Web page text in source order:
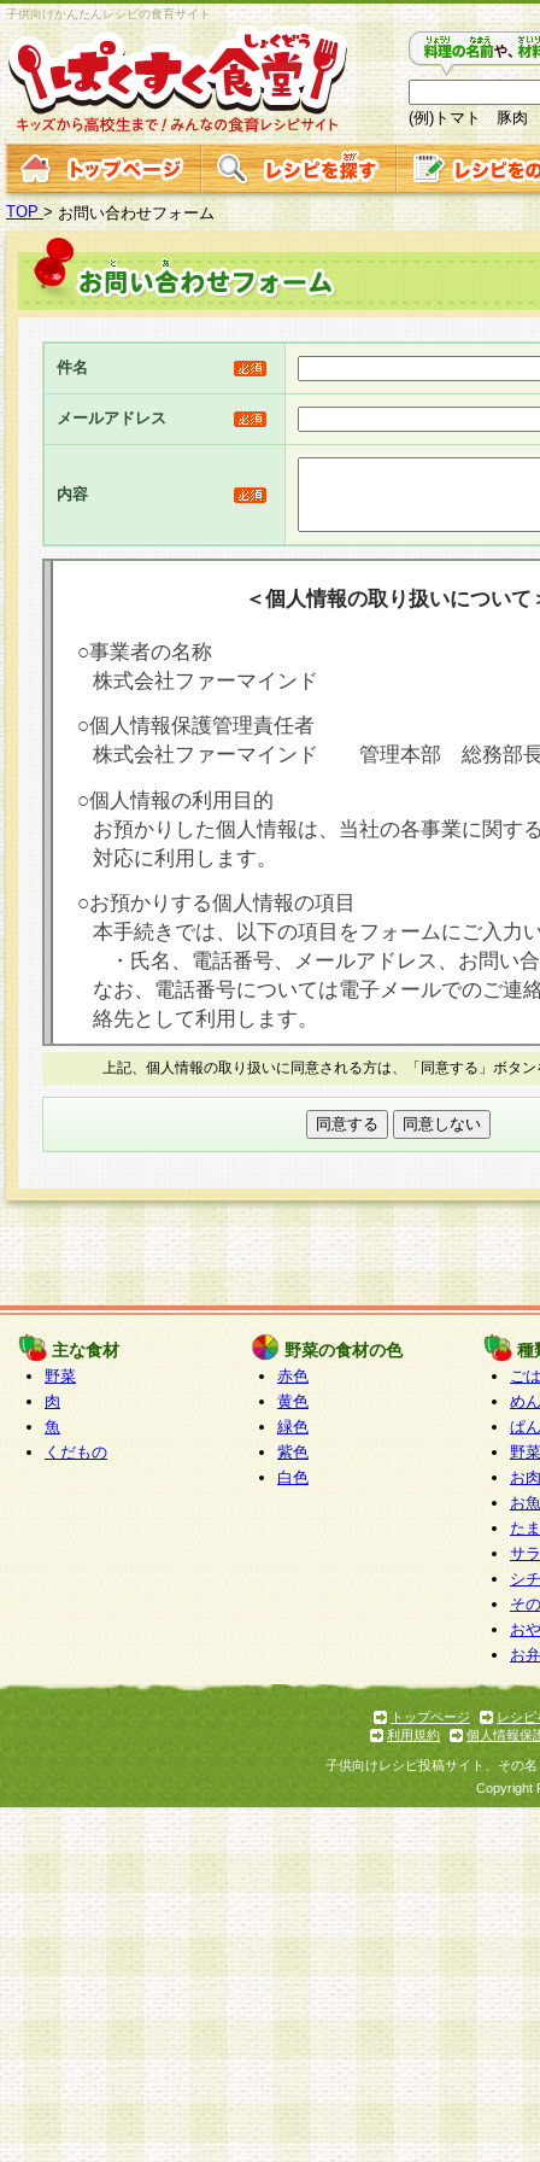
子供向けかんたんレシピの食育サイト
(例)トマト 豚肉
TOP > お問い合わせフォーム
件名
メールアドレス
内容
＜個人情報の取り扱いについて
○事業者の名称
株式会社ファーマインド
○個人情報保護管理責任者
株式会社ファーマインド 管理本部 総務部
○個人情報の利用目的
お預かりした個人情報は、当社の各事業に関す
対応に利用します。
○お預かりする個人情報の項目
本手続きでは、以下の項目をフォームにご入力
・氏名、電話番号、メールアドレス、お問い
なお、電話番号については電子メールでのご連
絡先として利用します。
○本人が容易に認識できない方法による個人情報
本フォームでは、セッション管理のためCookie
○個人情報の第三者提供について
力いただく個人情報は第三者に提供しません。
○個人情報の委託について
個人情報の取り扱いを外部に委託する場合は、
情報管理基準を満たす企業を選定して委託を行
が行われるよう監督します。
○開示対象個人情報の開示等および問い合わせ窓口
本人からの求めにより、当社が本件により取得
報の利用目的の通知・開示・内容の訂正・追加
停止・消去及び第三者への提供の禁止（以下、
といいます。）に応じます。
開示等に応じる窓口は以下になります。
ぱくすく食堂個人情報お客様相談窓口 paku-
m
個人情報を与えることは任意ですが、個人情報
意をいただけない場合には、当社のサービスの
お問い合わせ・ご相談への対応ができない場合
上記、個人情報の取り扱いに同意される方は、「同意する」ボタ
主な食材
野菜
肉
魚
くだもの
野菜の食材の色
赤色
黄色
緑色
紫色
白色
種
ご
めん
ぱん
野
お
お
た
サ
シ
そ
お
お
トップページ
レシピ
利用規約
個人情報保
子供向けレシピ投稿サイト、その
Copyright